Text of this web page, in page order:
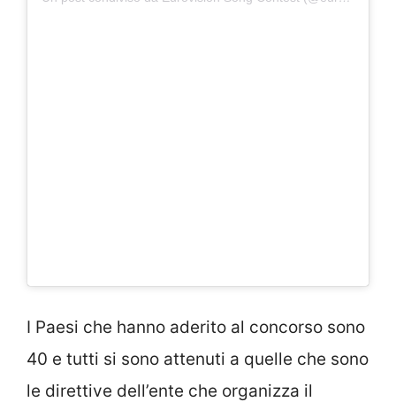
I Paesi che hanno aderito al concorso sono
40 e tutti si sono attenuti a quelle che sono
le direttive dell’ente che organizza il